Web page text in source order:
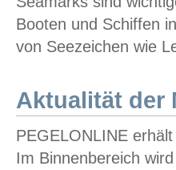
Booten und Schiffen
von Seezeichen wie
Aktualität der
PEGELONLINE
Im Binnenbereich